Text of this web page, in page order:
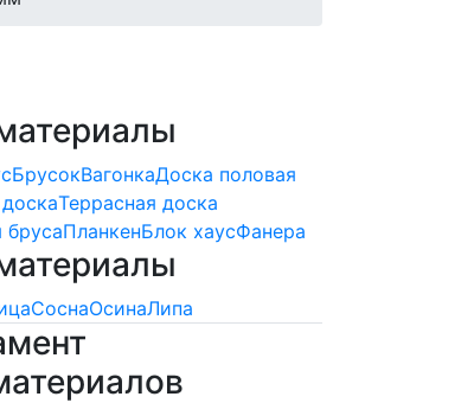
БрусокВагонкаДоска половая
Террасная доска
брусаПланкенБлок хаусФанера
СоснаОсинаЛипа